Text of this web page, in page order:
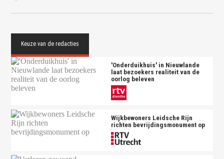
'Onderduikhuis' in Nieuwlande
laat bezoekers realiteit van de
oorlog beleven
Wijkbewoners Leidsche Rijn
richten bevrijdingsmonument op